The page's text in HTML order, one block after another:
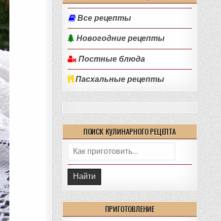
Все рецепты
Новогодние рецепты
Постные блюда
Пасхальные рецепты
ПОИСК КУЛИНАРНОГО РЕЦЕПТА
Поиск:
ПРИГОТОВЛЕНИЕ